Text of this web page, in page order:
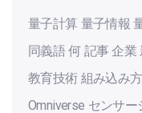
量子計算 量子情報
同義語 何 記事 企業
教育技術 組み込み方
Omniverse センサー